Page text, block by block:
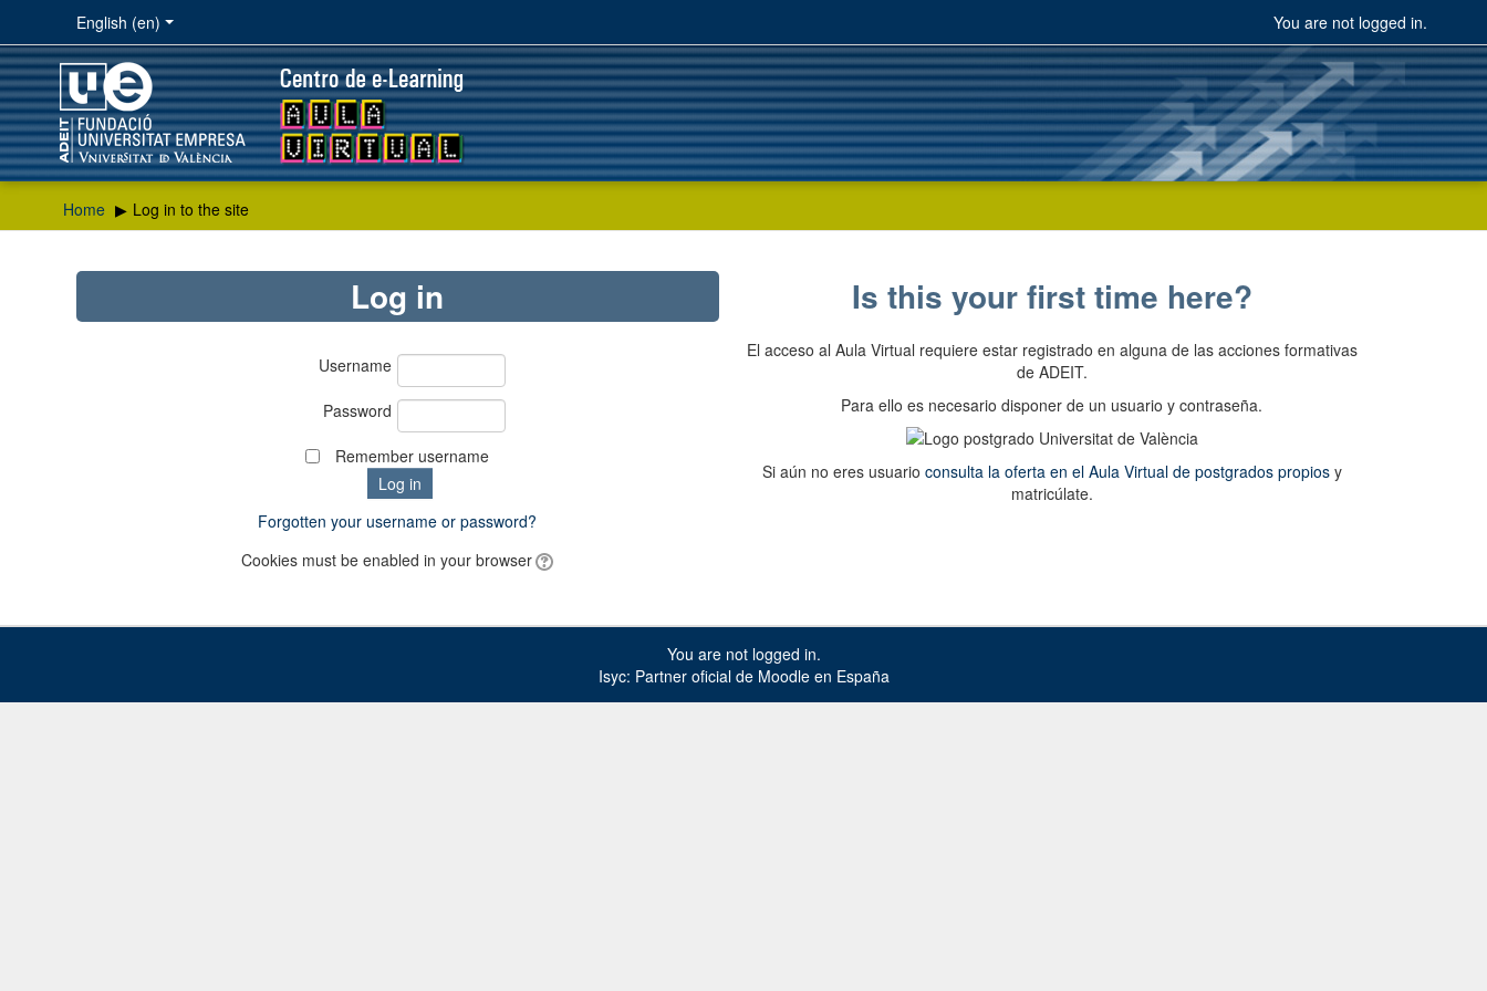
You are not logged in.
English ‎(en)‎
Home ▶︎ Log in to the site
Log in
Username
Password
Remember username
Forgotten your username or password?
Cookies must be enabled in your browser
Is this your first time here?
El acceso al Aula Virtual requiere estar registrado en alguna de las acciones formativas
de ADEIT.
Para ello es necesario disponer de un usuario y contraseña.
Si aún no eres usuario consulta la oferta en el Aula Virtual de postgrados propiosy
matricúlate.
You are not logged in.
Isyc: Partner oficial de Moodle en España